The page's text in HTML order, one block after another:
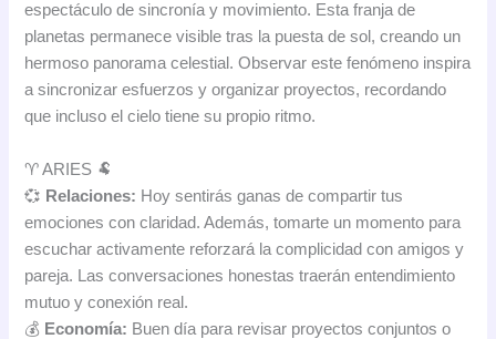
espectáculo de sincronía y movimiento. Esta franja de
planetas permanece visible tras la puesta de sol, creando un
hermoso panorama celestial. Observar este fenómeno inspira
a sincronizar esfuerzos y organizar proyectos, recordando
que incluso el cielo tiene su propio ritmo.
♈ ARIES 🐏
💞 Relaciones: Hoy sentirás ganas de compartir tus
emociones con claridad. Además, tomarte un momento para
escuchar activamente reforzará la complicidad con amigos y
pareja. Las conversaciones honestas traerán entendimiento
mutuo y conexión real.
💰 Economía: Buen día para revisar proyectos conjuntos o